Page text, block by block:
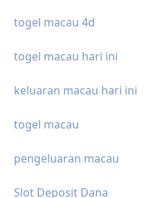
togel macau 4d
togel macau hari ini
keluaran macau hari ini
togel macau
pengeluaran macau
Slot Deposit Dana